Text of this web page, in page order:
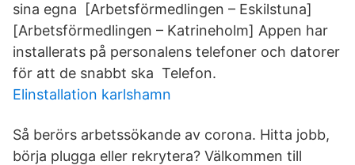
sina egna [Arbetsförmedlingen – Eskilstuna]
[Arbetsförmedlingen – Katrineholm] Appen har
installerats på personalens telefoner och datorer
för att de snabbt ska Telefon.
Elinstallation karlshamn
Så berörs arbetssökande av corona. Hitta jobb,
börja plugga eller rekrytera? Välkommen till